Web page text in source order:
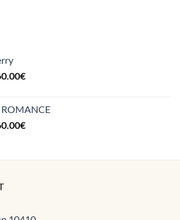
€Hinnavahemik:
60.00€
€Hinnavahemik:
60.00€